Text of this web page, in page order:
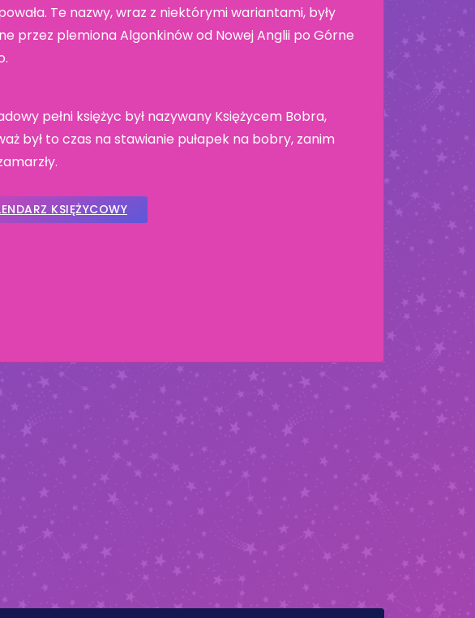
Te nazwy, wraz z niektórymi wariantami, były
przez plemiona Algonkinów od Nowej Anglii po Górne
pełni księżyc był nazywany Księżycem Bobra,
był to czas na stawianie pułapek na bobry, zanim
KSIĘŻYCOWY